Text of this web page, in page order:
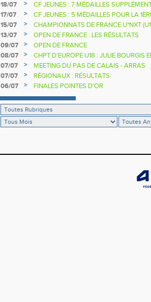
18/07
>
CF JEUNES : 7 MÉDAILLES
17/07
>
CF JEUNES : 5 MÉDAILLES POUR LA
15/07
>
CHAMPIONNATS DE FRANCE U*NXT
13/07
>
OPEN DE FRANCE : LES RÉSULTATS
09/07
>
OPEN DE FRANCE
08/07
>
CHPT D'EUROPE U18 : JULIE BOURGIS
07/07
>
MEETING DU PAS DE CALAIS - ARRAS
07/07
>
RÉGIONAUX : RÉSULTATS
06/07
> FINALES POINTES D'OR